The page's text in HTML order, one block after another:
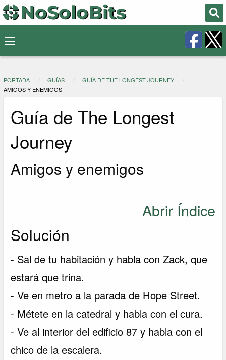
PORTADA GUÍAS
GUÍA DE THE LONGEST JOURNEY
AMIGOS Y ENEMIGOS
Guía de The Longest
Journey
Amigos y enemigos
Abrir Índice
Solución
- Sal de tu habitación y habla con Zack, que
estará que trina.
- Ve en metro a la parada de Hope Street.
- Métete en la catedral y habla con el cura.
- Ve al interior del edificio 87 y habla con el
chico de la escalera.